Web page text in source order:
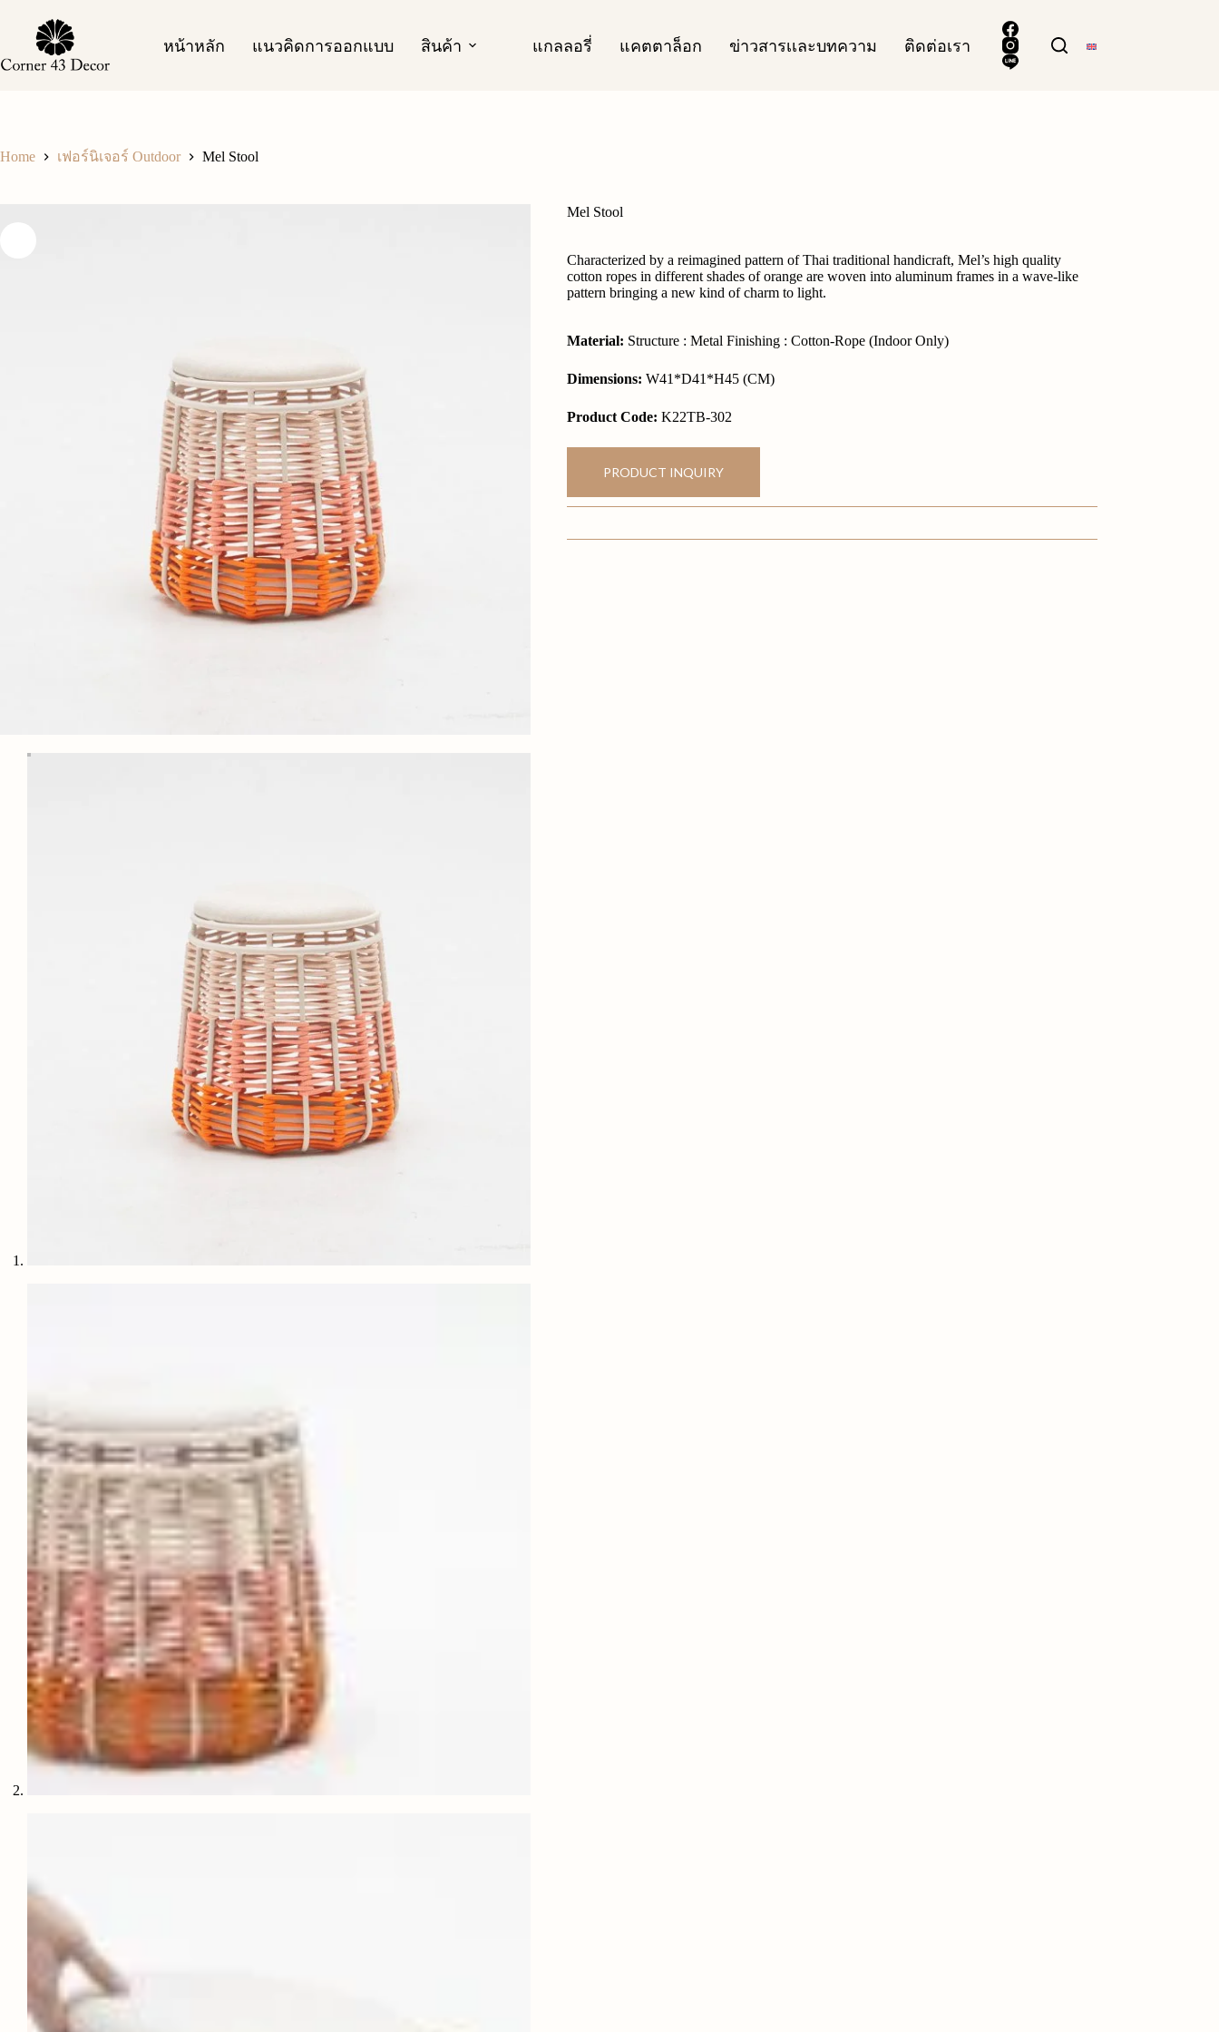
content
หน้าหลัก แนวคิดการออกแบบ สินค้า แกลลอรี่ แคตตาล็อก ข่าวสารเเละบทความ ติดต่อเรา
Home เฟอร์นิเจอร์ Outdoor Mel Stool
Mel Stool
Characterized by a reimagined pattern of Thai traditional handicraft, Mel’s high quality
cotton ropes in different shades of orange are woven into aluminum frames in a wave-like
pattern bringing a new kind of charm to light.
Material: Structure : Metal Finishing : Cotton-Rope (Indoor Only)
Dimensions: W41*D41*H45 (CM)
Product Code: K22TB-302
PRODUCT INQUIRY